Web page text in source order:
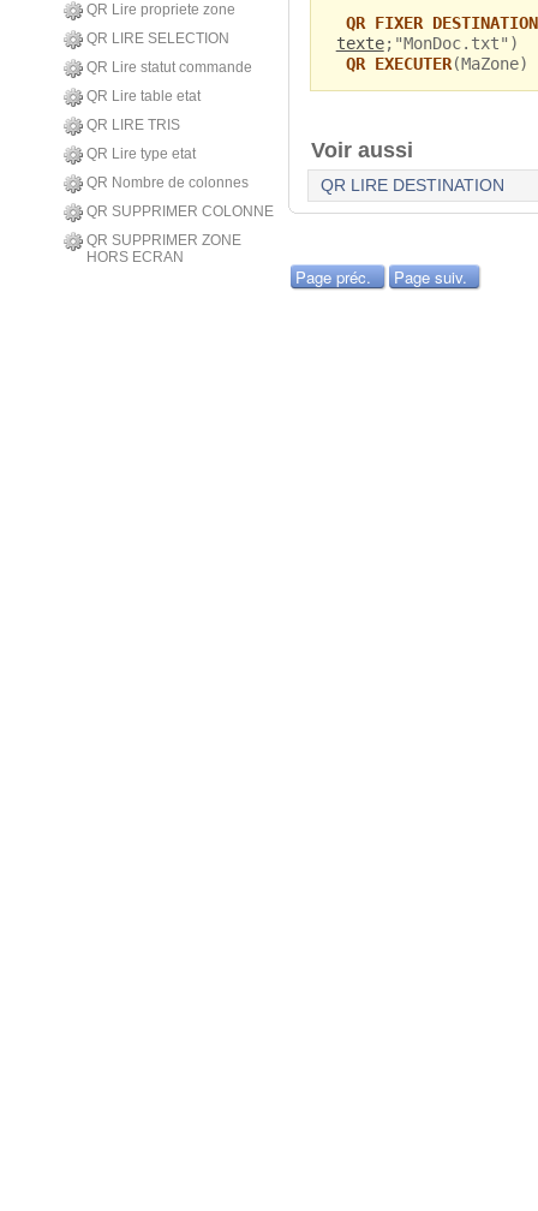
QR Lire propriete zone
QR LIRE SELECTION
QR Lire statut commande
QR Lire table etat
QR LIRE TRIS
QR Lire type etat
QR Nombre de colonnes
QR SUPPRIMER COLONNE
QR SUPPRIMER ZONE
HORS ECRAN
QR FIXER DESTINATION
texte;"MonDoc.txt")
QR EXECUTER(MaZone)
Voir aussi
QR LIRE DESTINATION
Page préc. Page suiv.